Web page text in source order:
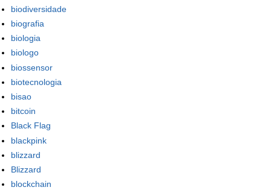
biodiversidade
biografia
biologia
biologo
biossensor
biotecnologia
bisao
bitcoin
Black Flag
blackpink
blizzard
Blizzard
blockchain